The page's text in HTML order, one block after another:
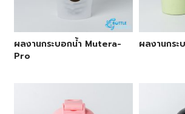
ผลงานกระบอกน้ำ Mutera-
Pro
ผลงานกร